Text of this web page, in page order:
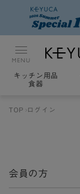
MENU
キッチン用品
食器
TOP ログイン
会員の方